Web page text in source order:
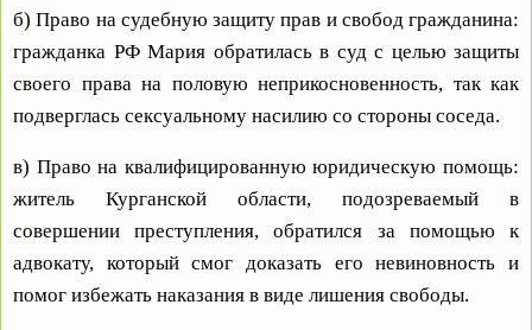
б) Право на судебную защиту прав и свобод гражданина:
гражданка РФ Мария обратилась в суд с целью защиты
своего права на половую неприкосновенность, так как
подверглась сексуальному насилию со стороны соседа.
в) Право на квалифицированную юридическую помощь:
житель Курганской области, подозреваемый в
совершении преступления, обратился за помощью к
адвокату, который смог доказать его невиновность и
помог избежать наказания в виде лишения свободы.